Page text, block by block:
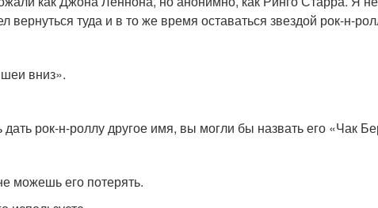
вернуться туда и в то же время оставаться звездой рок-н-
вниз».
рок-н-роллу другое имя, вы могли бы назвать его «Чак
можешь его потерять.